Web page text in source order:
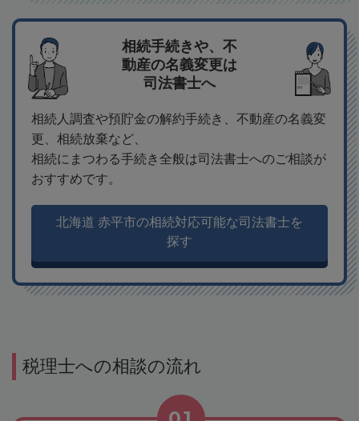
相続手続きや、不
動産の名義変更は
司法書士へ
相続人調査や預貯金の解約手続き、不動産の名義変
更、相続放棄など、
相続にまつわる手続き全般は司法書士へのご相談が
おすすめです。
北海道 赤平市の相続対応可能な司法書士を
探す
税理士への相談の流れ